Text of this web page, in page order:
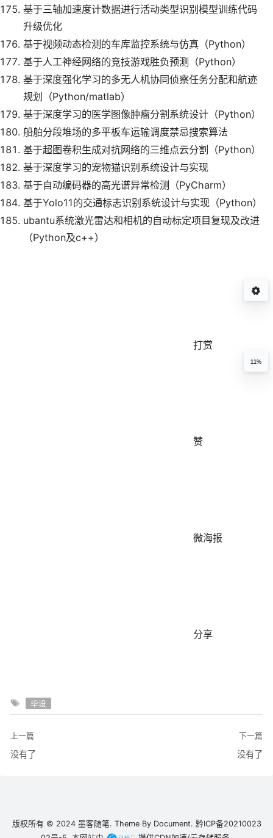
基于三轴加速度计数据进行活动类型识别模型训练代码
升级优化
基于视频动态检测的车库监控系统与仿真（Python）
基于人工神经网络的竞技游戏胜负预测（Python）
基于深度强化学习的多无人机协同侦察任务分配和航迹
规划（Python/matlab）
基于深度学习的医学图像肿瘤分割系统设计（Python）
船舶分段堆场的多平板车运输调度禁忌搜索算法
基于超图卷积生成对抗网络的三维点云分割（Python）
基于深度学习的宠物猫识别系统设计与实现
基于自动编码器的高光谱异常检测（PyCharm）
基于Yolo11的交通标志识别系统设计与实现（Python）
ubantu系统激光雷达和相机的自动标定项目复现及改进
（Python及c++）
打赏
赞
微海报
分享
毕设
上一篇
没有了
下一篇
没有了
11%
版权所有 © 2024 墨客随笔. Theme By Document. 黔ICP备20210023